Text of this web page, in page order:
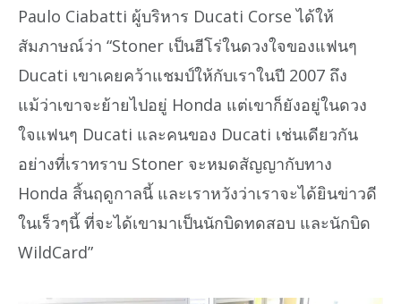
Paulo Ciabatti ผู้บริหาร Ducati Corse ได้ให้
สัมภาษณ์ว่า “Stoner เป็นฮีโร่ในดวงใจของแฟนๆ
Ducati เขาเคยคว้าแชมป์ให้กับเราในปี 2007 ถึง
แม้ว่าเขาจะย้ายไปอยู่ Honda แต่เขาก็ยังอยู่ในดวง
ใจแฟนๆ Ducati และคนของ Ducati เช่นเดียวกัน
อย่างที่เราทราบ Stoner จะหมดสัญญากับทาง
Honda สิ้นฤดูกาลนี้ และเราหวังว่าเราจะได้ยินข่าวดี
ในเร็วๆนี้ ที่จะได้เขามาเป็นนักบิดทดสอบ และนักบิด
WildCard”